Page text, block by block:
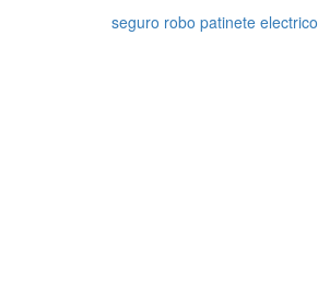
seguro robo patinete electrico